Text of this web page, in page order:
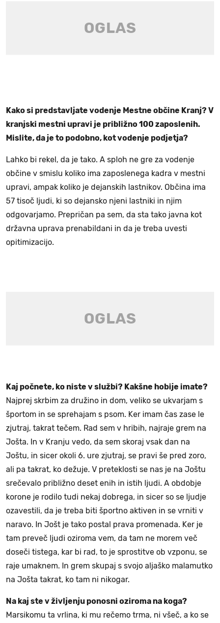
Kako si predstavljate vodenje Mestne občine Kranj? V
kranjski mestni upravi je približno 100 zaposlenih.
Mislite, da je to podobno, kot vodenje podjetja?
Lahko bi rekel, da je tako. A sploh ne gre za vodenje
občine v smislu koliko ima zaposlenega kadra v mestni
upravi, ampak koliko je dejanskih lastnikov. Občina ima
57 tisoč ljudi, ki so dejansko njeni lastniki in njim
odgovarjamo. Prepričan pa sem, da sta tako javna kot
državna uprava prenabildani in da je treba uvesti
opitimizacijo.
Kaj počnete, ko niste v službi? Kakšne hobije imate?
Najprej skrbim za družino in dom, veliko se ukvarjam s
športom in se sprehajam s psom. Ker imam čas zase le
zjutraj, takrat tečem. Rad sem v hribih, najraje grem na
Jošta. In v Kranju vedo, da sem skoraj vsak dan na
Joštu, in sicer okoli 6. ure zjutraj, se pravi še pred zoro,
ali pa takrat, ko dežuje. V preteklosti se nas je na Joštu
srečevalo približno deset enih in istih ljudi. A obdobje
korone je rodilo tudi nekaj dobrega, in sicer so se ljudje
ozavestili, da je treba biti športno aktiven in se vrniti v
naravo. In Jošt je tako postal prava promenada. Ker je
tam preveč ljudi oziroma vem, da tam ne morem več
doseči tistega, kar bi rad, to je sprostitve ob vzponu, se
raje umaknem. In grem skupaj s svojo aljaško malamutko
na Jošta takrat, ko tam ni nikogar.
Na kaj ste v življenju ponosni oziroma na koga?
Marsikomu ta vrlina, ki mu rečemo trma, ni všeč, a ko se